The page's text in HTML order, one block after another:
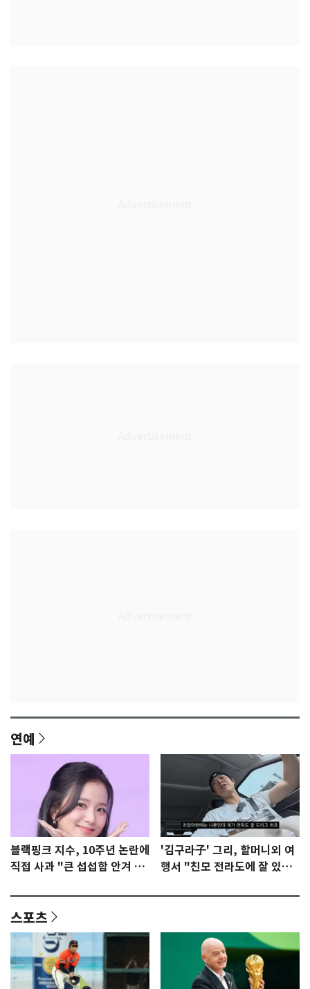
연예
블랙핑크 지수, 10주년 논란에
직접 사과 "큰 섭섭함 안겨 미
'김구라子' 그리, 할머니외 여
행서 "친모 전라도에 잘 있
스포츠